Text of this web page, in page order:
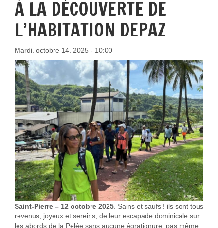
À LA DÉCOUVERTE DE
L’HABITATION DEPAZ
Mardi, octobre 14, 2025 - 10:00
Saint-Pierre – 12 octobre 2025 . Sains et saufs ! ils sont tous
revenus, joyeux et sereins, de leur escapade dominicale sur
les abords de la Pelée sans aucune égratignure, pas même